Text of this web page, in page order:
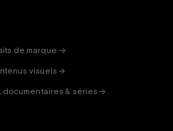
de marque →
visuels →
documentaires & séries →